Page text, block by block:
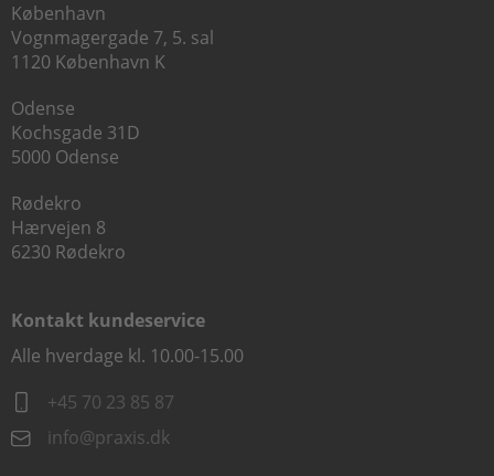
København
Vognmagergade 7, 5. sal
1120 København K
Odense
Kochsgade 31D
5000 Odense
Rødekro
Hærvejen 8
6230 Rødekro
Kontakt kundeservice
Alle hverdage kl. 10.00-15.00
+45 70 23 85 87
info@praxis.dk